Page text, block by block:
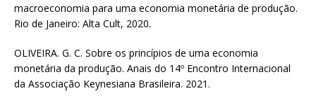
macroeconomia para uma economia monetária de produção.
Rio de Janeiro: Alta Cult, 2020.
OLIVEIRA. G. C. Sobre os princípios de uma economia
monetária da produção. Anais do 14º Encontro Internacional
da Associação Keynesiana Brasileira. 2021.